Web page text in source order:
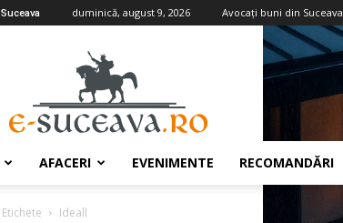
Suceava duminică, august 9, 2026 Avocaţi buni din Suceava
AFACERI EVENIMENTE RECOMANDĂRI
Etichete Ideall